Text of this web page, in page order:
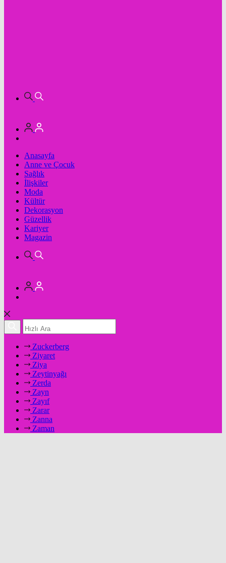
Anasayfa
Anne ve Çocuk
Sağlık
İlişkiler
Moda
Kültür
Dekorasyon
Güzellik
Kariyer
Magazin
Zuckerberg
Ziyaret
Ziya
Zeytinyağı
Zerda
Zayn
Zayıf
Zarar
Zanna
Zaman